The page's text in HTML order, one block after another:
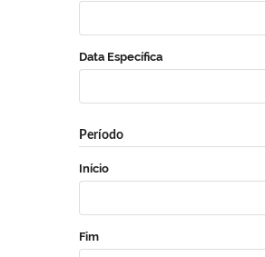
Data Específica
Período
Início
Fim